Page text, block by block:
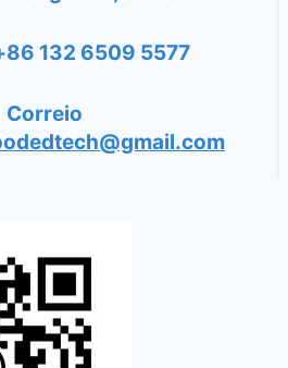
132 6509 5577
Correio